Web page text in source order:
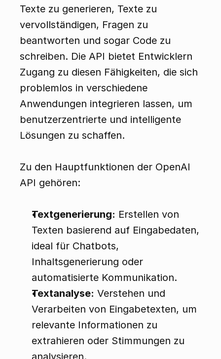
Texte zu generieren, Texte zu
vervollständigen, Fragen zu
beantworten und sogar Code zu
schreiben. Die API bietet Entwicklern
Zugang zu diesen Fähigkeiten, die sich
problemlos in verschiedene
Anwendungen integrieren lassen, um
benutzerzentrierte und intelligente
Lösungen zu schaffen.
Zu den Hauptfunktionen der OpenAI
API gehören:
Textgenerierung: Erstellen von
Texten basierend auf Eingabedaten,
ideal für Chatbots,
Inhaltsgenerierung oder
automatisierte Kommunikation.
Textanalyse: Verstehen und
Verarbeiten von Eingabetexten, um
relevante Informationen zu
extrahieren oder Stimmungen zu